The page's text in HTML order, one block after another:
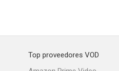
Top proveedores VOD